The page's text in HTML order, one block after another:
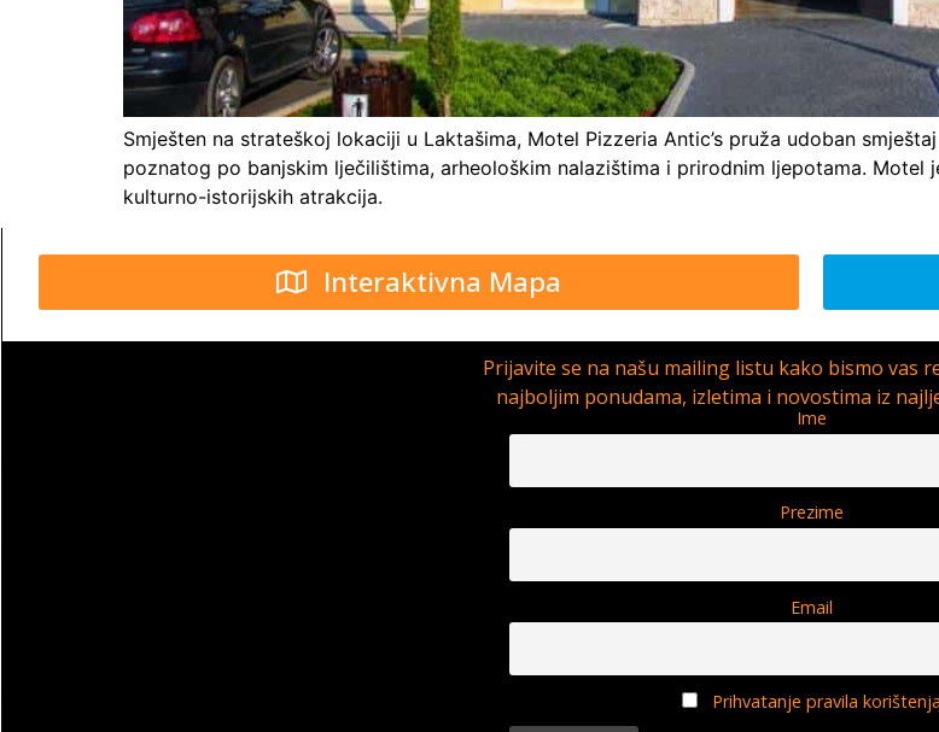
Smješten na strateškoj lokaciji u Laktašima, Motel Pizzeria Antic’s pruža udoban
poznatog po banjskim lječilištima, arheološkim nalazištima i prirodnim ljepotama.
kulturno-istorijskih atrakcija.
Interaktivna Mapa
Prijavite se na našu mailing listu kako bismo vas
najboljim ponudama, izletima i novostima iz
Ime
Prezime
Email
Prihvatanje pravila korištenja